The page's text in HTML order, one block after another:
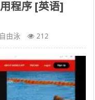
程序 [英语]
自由泳 212